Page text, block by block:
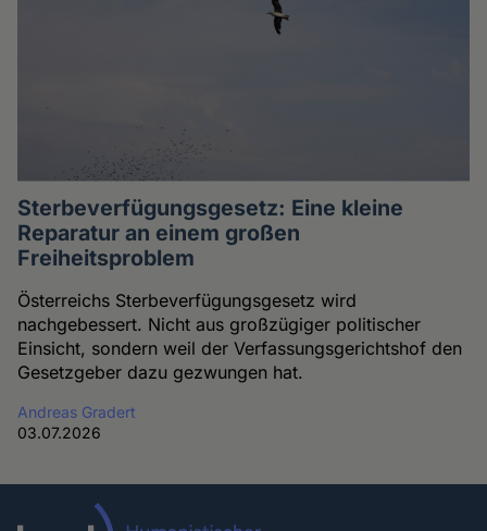
Sterbeverfügungsgesetz: Eine kleine
Reparatur an einem großen
Freiheitsproblem
Österreichs Sterbeverfügungsgesetz wird
nachgebessert. Nicht aus großzügiger politischer
Einsicht, sondern weil der Verfassungsgerichtshof den
Gesetzgeber dazu gezwungen hat.
Andreas Gradert
03.07.2026